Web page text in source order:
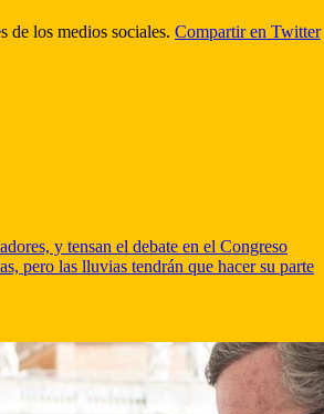
de los medios sociales. Compartir en Twitter
y tensan el debate en el Congreso
pero las lluvias tendrán que hacer su parte